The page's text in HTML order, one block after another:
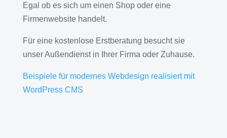
Egal ob es sich um einen Shop oder eine
Firmenwebsite handelt.
Für eine kostenlose Erstberatung besucht sie
unser Außendienst in Ihrer Firma oder Zuhause.
Beispiele für modernes Webdesign realisiert mit
WordPress CMS